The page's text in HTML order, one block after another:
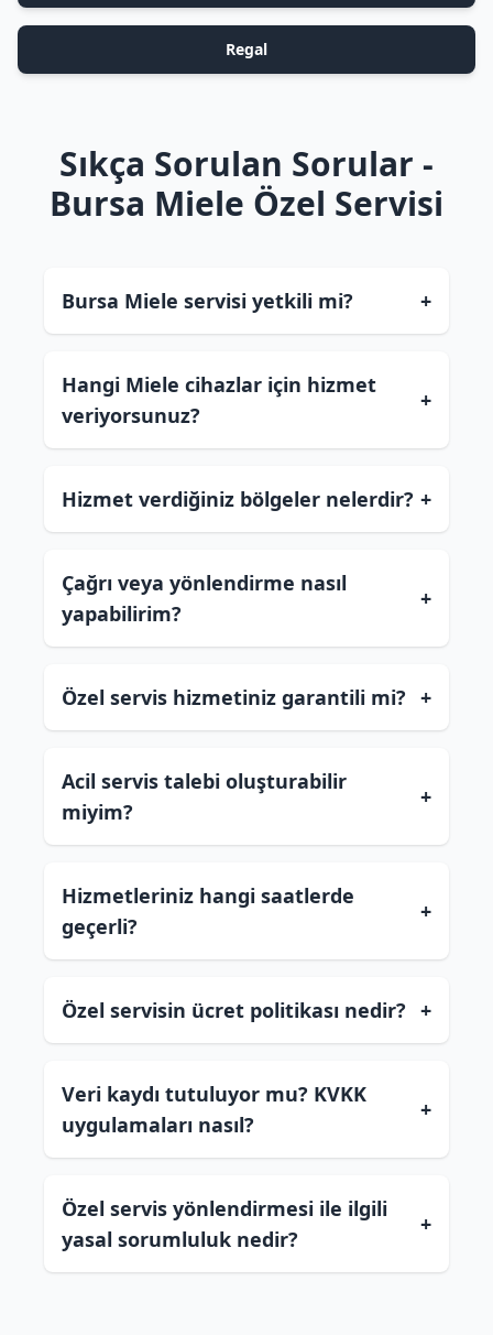
Regal
Sıkça Sorulan Sorular -
Bursa Miele Özel Servisi
Bursa Miele servisi yetkili mi? +
Hangi Miele cihazlar için hizmet
veriyorsunuz?
+
Hizmet verdiğiniz bölgeler nelerdir? +
Çağrı veya yönlendirme nasıl
yapabilirim?
+
Özel servis hizmetiniz garantili mi? +
Acil servis talebi oluşturabilir
miyim?
+
Hizmetleriniz hangi saatlerde
geçerli?
+
Özel servisin ücret politikası nedir? +
Veri kaydı tutuluyor mu? KVKK
uygulamaları nasıl?
+
Özel servis yönlendirmesi ile ilgili
yasal sorumluluk nedir?
+